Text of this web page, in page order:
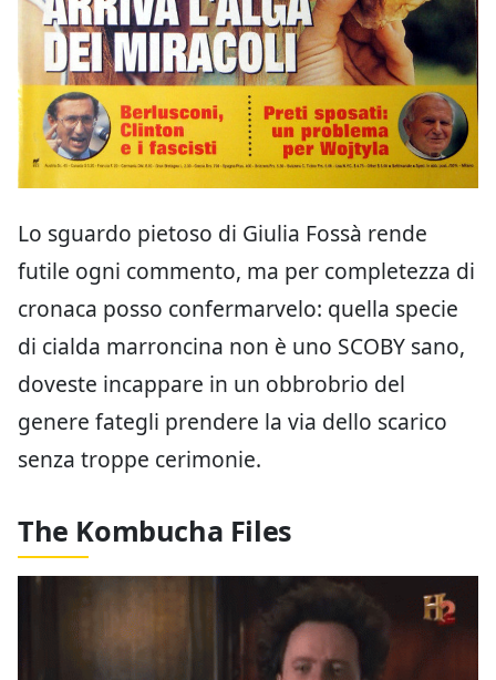
Lo sguardo pietoso di Giulia Fossà rende
futile ogni commento, ma per completezza di
cronaca posso confermarvelo: quella specie
di cialda marroncina non è uno SCOBY sano,
doveste incappare in un obbrobrio del
genere fategli prendere la via dello scarico
senza troppe cerimonie.
The Kombucha Files